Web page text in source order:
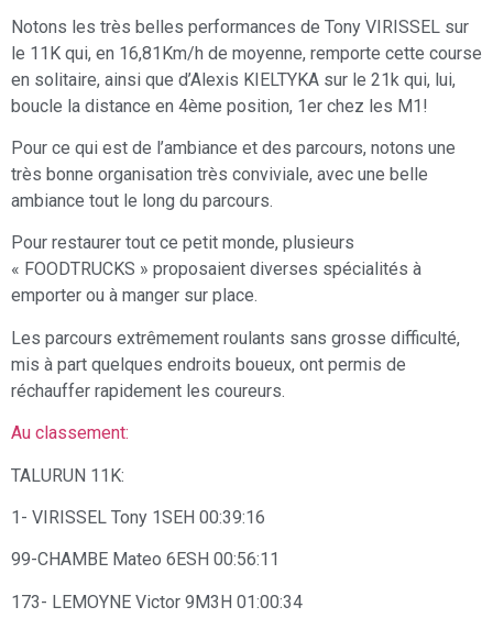
Notons les très belles performances de Tony VIRISSEL sur
le 11K qui, en 16,81Km/h de moyenne, remporte cette course
en solitaire, ainsi que d’Alexis KIELTYKA sur le 21k qui, lui,
boucle la distance en 4ème position, 1er chez les M1!
Pour ce qui est de l’ambiance et des parcours, notons une
très bonne organisation très conviviale, avec une belle
ambiance tout le long du parcours.
Pour restaurer tout ce petit monde, plusieurs
« FOODTRUCKS » proposaient diverses spécialités à
emporter ou à manger sur place.
Les parcours extrêmement roulants sans grosse difficulté,
mis à part quelques endroits boueux, ont permis de
réchauffer rapidement les coureurs.
Au classement:
TALURUN 11K:
1- VIRISSEL Tony 1SEH 00:39:16
99-CHAMBE Mateo 6ESH 00:56:11
173- LEMOYNE Victor 9M3H 01:00:34